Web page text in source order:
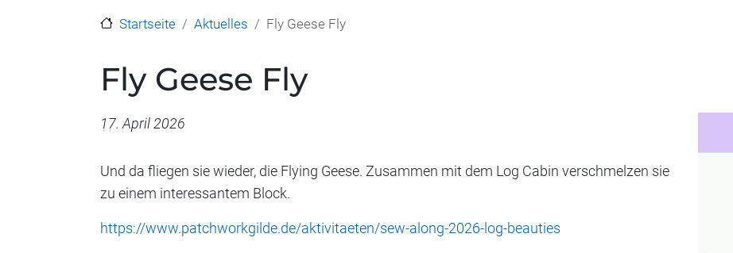
Startseite Aktuelles Fly Geese Fly
Fly Geese Fly
Datum
17. April 2026
Und da fliegen sie wieder, die Flying Geese. Zusammen mit dem Log Cabin verschmelzen sie
zu einem interessantem Block.
https://www.patchworkgilde.de/aktivitaeten/sew-along-2026-log-beauties